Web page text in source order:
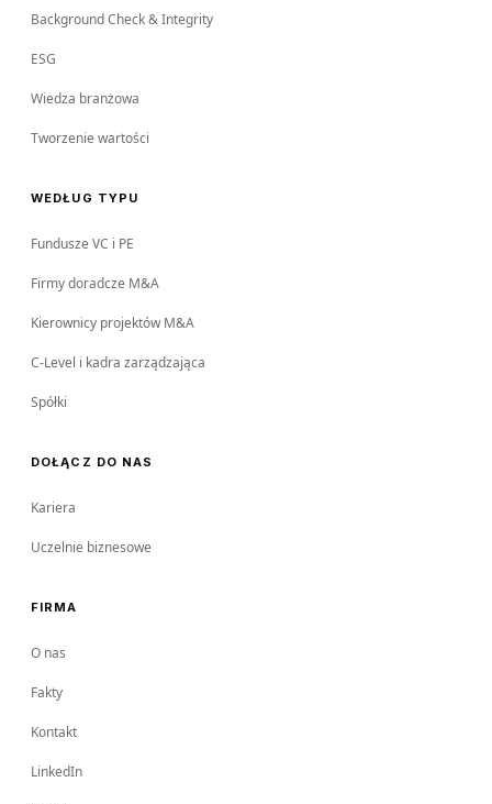
Background Check & Integrity
ESG
Wiedza branżowa
Tworzenie wartości
WEDŁUG TYPU
Fundusze VC i PE
Firmy doradcze M&A
Kierownicy projektów M&A
C-Level i kadra zarządzająca
Spółki
DOŁĄCZ DO NAS
Kariera
Uczelnie biznesowe
FIRMA
O nas
Fakty
Kontakt
LinkedIn